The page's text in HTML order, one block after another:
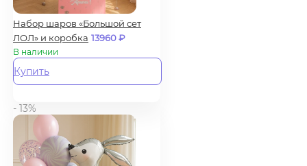
Набор шаров «Большой сет
ЛОЛ» и коробка 13960₽
В наличии
Купить
- 13%